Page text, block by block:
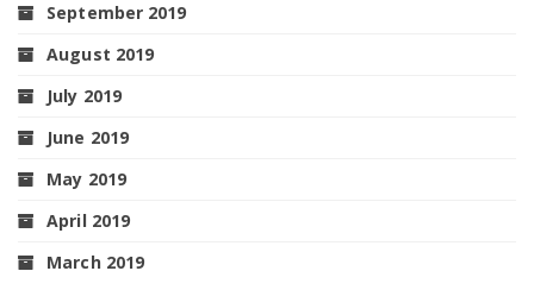
September 2019
August 2019
July 2019
June 2019
May 2019
April 2019
March 2019